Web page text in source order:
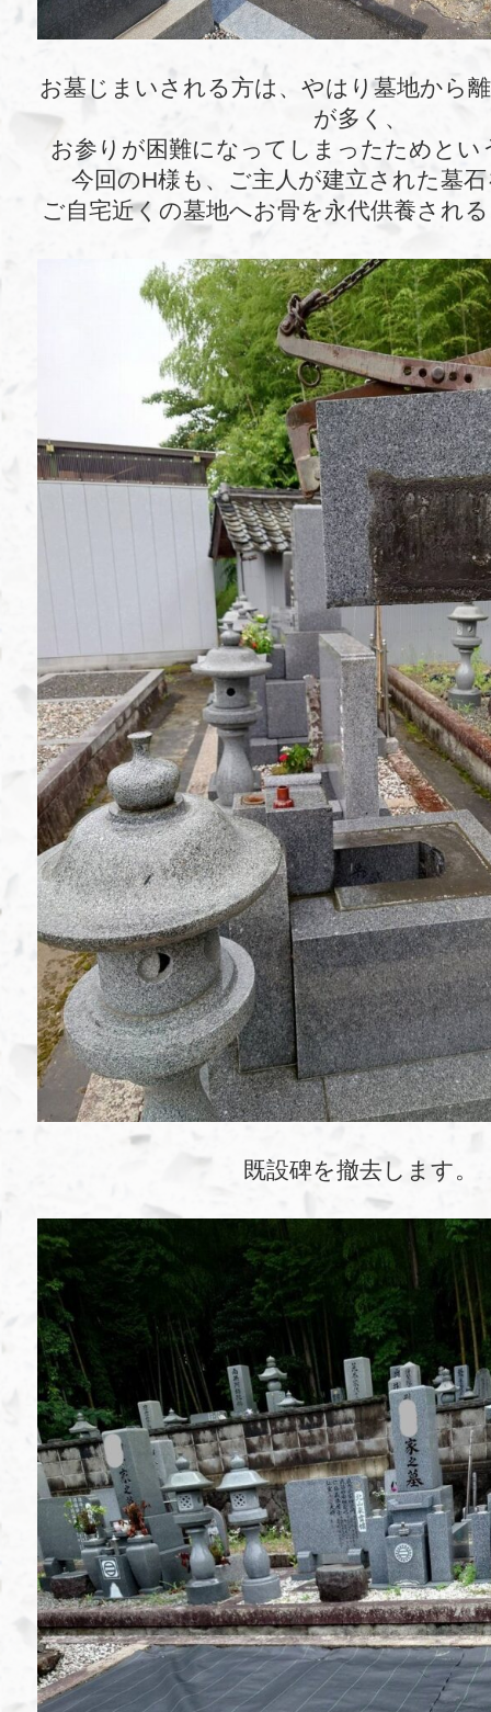
お墓じまいされる方は、やはり墓地から
が多く、
お参りが困難になってしまったためとい
今回のH様も、ご主人が建立された墓
ご自宅近くの墓地へお骨を永代供養され
既設碑を撤去します。